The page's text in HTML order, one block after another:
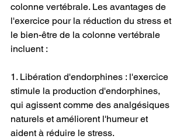
colonne vertébrale. Les avantages de
l'exercice pour la réduction du stress et
le bien-être de la colonne vertébrale
incluent :
1. Libération d'endorphines : l'exercice
stimule la production d'endorphines,
qui agissent comme des analgésiques
naturels et améliorent l'humeur et
aident à réduire le stress.